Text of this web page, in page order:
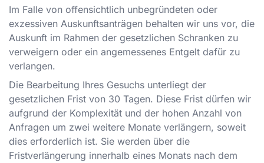
Im Falle von offensichtlich unbegründeten oder
exzessiven Auskunftsanträgen behalten wir uns vor, die
Auskunft im Rahmen der gesetzlichen Schranken zu
verweigern oder ein angemessenes Entgelt dafür zu
verlangen.
Die Bearbeitung Ihres Gesuchs unterliegt der
gesetzlichen Frist von 30 Tagen. Diese Frist dürfen wir
aufgrund der Komplexität und der hohen Anzahl von
Anfragen um zwei weitere Monate verlängern, soweit
dies erforderlich ist. Sie werden über die
Fristverlängerung innerhalb eines Monats nach dem